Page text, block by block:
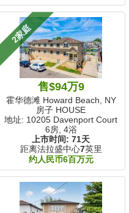
2家庭
售$94万9
霍华德滩 Howard Beach, NY
房子 HOUSE
地址: 10205 Davenport Court
6房, 4浴
上市时间: 71天
距离法拉盛中心7英里
约人民币6百万元